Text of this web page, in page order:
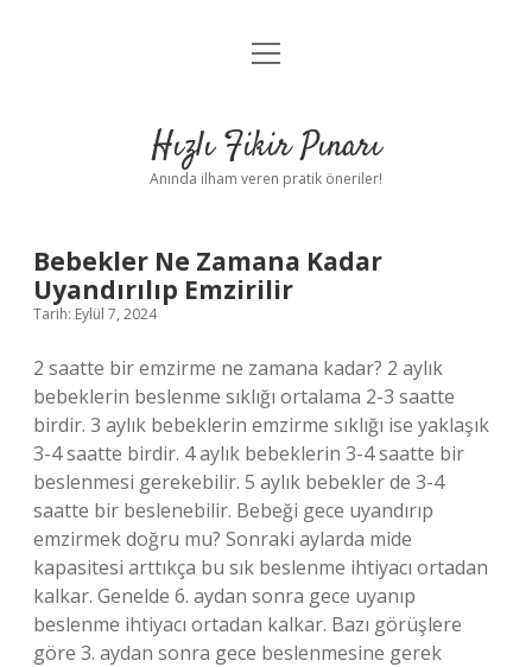
Anasayfa
Yasal Uyarı
menüyü
Hızlı Fikir Pınarı
Anında ilham veren pratik öneriler!
Hızlı
Fikir
Pınarı
Yazılar
Bebekler Ne Zamana Kadar
Uyandırılıp Emzirilir
Tarih: Eylül 7, 2024
2 saatte bir emzirme ne zamana kadar? 2 aylık
bebeklerin beslenme sıklığı ortalama 2-3 saatte
birdir. 3 aylık bebeklerin emzirme sıklığı ise yaklaşık
3-4 saatte birdir. 4 aylık bebeklerin 3-4 saatte bir
beslenmesi gerekebilir. 5 aylık bebekler de 3-4
saatte bir beslenebilir. Bebeği gece uyandırıp
emzirmek doğru mu? Sonraki aylarda mide
kapasitesi arttıkça bu sık beslenme ihtiyacı ortadan
kalkar. Genelde 6. aydan sonra gece uyanıp
beslenme ihtiyacı ortadan kalkar. Bazı görüşlere
göre 3. aydan sonra gece beslenmesine gerek